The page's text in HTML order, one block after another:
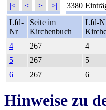
|< < > >| 3380
Lfd-
Nr
Seite im
Kirchenbuch
Lfd-
4
267 4
5
267 5
6
267 6
Hinweise zu